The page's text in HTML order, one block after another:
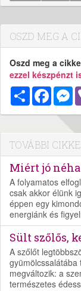
OSZD MEG A
Oszd meg a
ezzel készpénzt
Megosztás
TOVÁBBI
Miért jó
A folyamatos
csak akkor élünk
éppen egy
energiánk és
Sült szőlős,
A szőlőt
gyümölcssalátába
megváltozik: a
természetes